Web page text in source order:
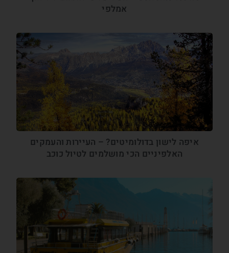
אמלפי
איפה לישון בדולומיטים? – העיירות והעמקים
האלפיניים הכי מושלמים לטיול כוכב